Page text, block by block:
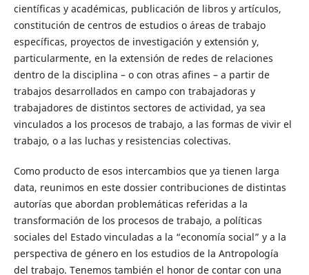
científicas y académicas, publicación de libros y artículos,
constitución de centros de estudios o áreas de trabajo
específicas, proyectos de investigación y extensión y,
particularmente, en la extensión de redes de relaciones
dentro de la disciplina – o con otras afines – a partir de
trabajos desarrollados en campo con trabajadoras y
trabajadores de distintos sectores de actividad, ya sea
vinculados a los procesos de trabajo, a las formas de vivir el
trabajo, o a las luchas y resistencias colectivas.
Como producto de esos intercambios que ya tienen larga
data, reunimos en este dossier contribuciones de distintas
autorías que abordan problemáticas referidas a la
transformación de los procesos de trabajo, a políticas
sociales del Estado vinculadas a la “economía social” y a la
perspectiva de género en los estudios de la Antropología
del trabajo. Tenemos también el honor de contar con una